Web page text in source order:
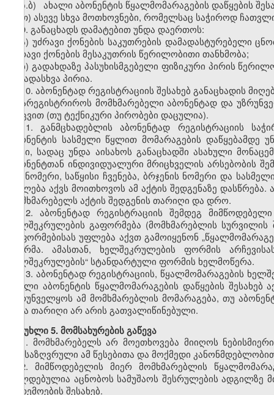
ზ.ბ) ახალი აბონენტის წყალმომარაგების დაწყების
თ) ასევე სხვა მოთხოვნები, რომელსაც საჭიროდ
9. განაცხადს დამატებით უნდა დაერთოს:
ა) უძრავი ქონების საკუთრების დამადასტურებელი
უძრავი ქონების მესაკუთრის წერილობითი თანხმობა;
ბ) გადახდაზე პასუხისმგებელი ფიზიკური პირის
სხვადასხვა პირია.
10. აბონენტად რეგისტრაციის შესახებ განაცხადის
დაარეგისტრიროს მომხმარებელი აბონენტად და
დაცვით (თუ ტექნიკური პირობები დაცულია).
11. განმცხადებლის აბონენტად რეგისტრაციის
აბონენტის სასმელი წყლით მომარაგების დაწყებამდე
აქტი, სადაც უნდა აისახოს განაცხადში ასახული
აბონენტთან ინდივიდუალური მრიცხველის არსებობის
და ნომერი, საწყისი ჩვენება, ბრჯენის ნომერი და
უფლება აქვს მოითხოვოს ამ აქტის შედგენაზე
მომხმარებელს აქტის შედგენის თარიღი და დრო.
12. აბონენტად რეგისტრაციის შემდეგ
ხელშეკრულების გაფორმება (მომხმარებლის
გაფორმებისას უფლება აქვთ გამოიყენონ
ფორმა. ამასთან, ხელშეკრულების ფორმის
ხელშეკრულების“ სტანდარტული ფორმის ხელმოწერა.
13. აბონენტად რეგისტრაციის, წყალმომარაგების
ახალი აბონენტის წყალმომარაგების დაწყების
უზრუნველყოს ამ მომხმარებლის მომარაგება, თუ
სხვა თარიღი არ არის გათვალიწინებული.
მუხლი 5. მომსახურების გაწევა
1. მომხმარებელს არ მოეთხოვება მიიღოს
განსაზღვრული ამ წესებითა და მოქმედი
2. მიმწოდებელის მიერ მომხმარებლის
ვალდებულია აცნობოს სამუშაოს შესრულების ადგილზე
გარემოების შესახებ.